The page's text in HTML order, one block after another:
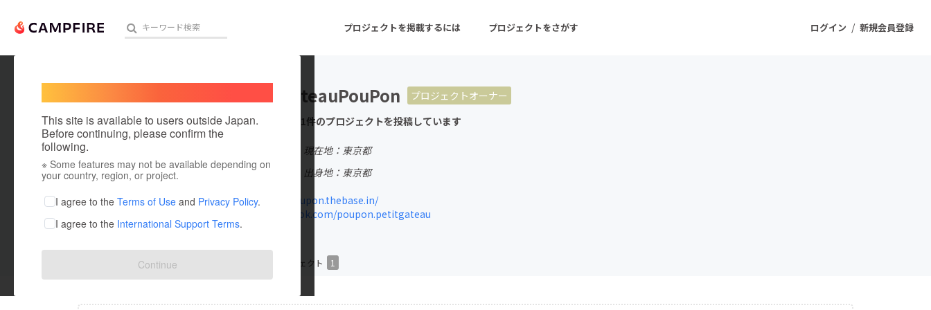
ログイン / 新規会員登録
プロジェクトを掲載するには プロジェクトをさがす
人気のプロジェクト 注目のリターン 注目の新着プロジェクト
アート・写真 音楽
テクノロジー・ガジェット
ゲーム・サービス開発
映像・映画
書籍・雑誌出版
ビジネス・起業
チャレンジ
まちづくり・地域活性化
This site is available to users outside Japan.
Before continuing, please confirm the
following.
※ Some features may not be available depending on
your country, region, or project.
I agree to the Terms of Use and Privacy Policy.
I agree to the International Support Terms.
Continue
PetitGateauPouPon
プロジェクトオーナー
これまでに1件のプロジェクトを投稿しています
現在地：東京都
出身国：日本
出身地：東京都
gateaupoupon.thebase.in/
m.facebook.com/poupon.petitgateau
プロジェクト プロジェクト 1